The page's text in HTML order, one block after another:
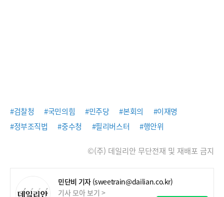
#검찰청 #국민의힘 #민주당 #본회의
#이재명
#정부조직법
#중수청 #필리버스터 #행안위
©(주) 데일리안 무단전재 및 재배포 금지
민단비 기자 (sweetrain@dailian.co.kr)
기사 모아 보기 >